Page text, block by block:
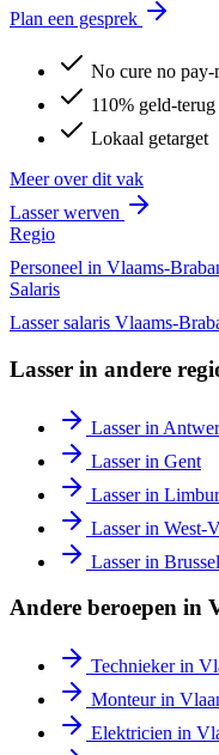
Plan een gesprek
No cure no pay-
110% geld-terug
Lokaal getarget
Meer over dit vak
Lasserwerven
Regio
Personeel in Vlaams-
Salaris
Lassersalaris Vlaams-
Lasser in andere
Lasserin
Lasserin Gent
Lasserin
Lasserin West-
Lasserin Brussel
Andere beroepen in
Techniekerin
Monteurin
Elektricien in